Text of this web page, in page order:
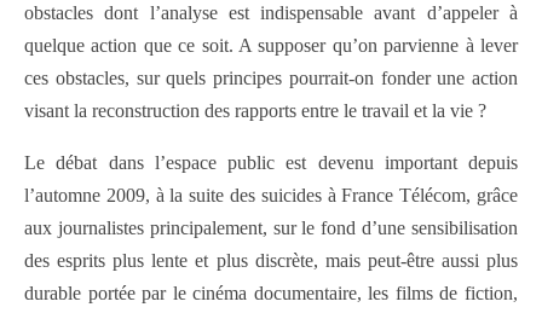
obstacles dont l’analyse est indispensable avant d’appeler à
quelque action que ce soit. A supposer qu’on parvienne à lever
ces obstacles, sur quels principes pourrait-on fonder une action
visant la reconstruction des rapports entre le travail et la vie ?
Le débat dans l’espace public est devenu important depuis
l’automne 2009, à la suite des suicides à France Télécom, grâce
aux journalistes principalement, sur le fond d’une sensibilisation
des esprits plus lente et plus discrète, mais peut-être aussi plus
durable portée par le cinéma documentaire, les films de fiction,